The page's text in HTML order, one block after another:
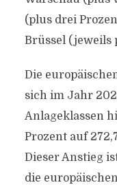
(plus drei
Brüssel (jeweils
Die
sich im Jahr
Anlageklassen
Prozent auf
Dieser Anstieg
die